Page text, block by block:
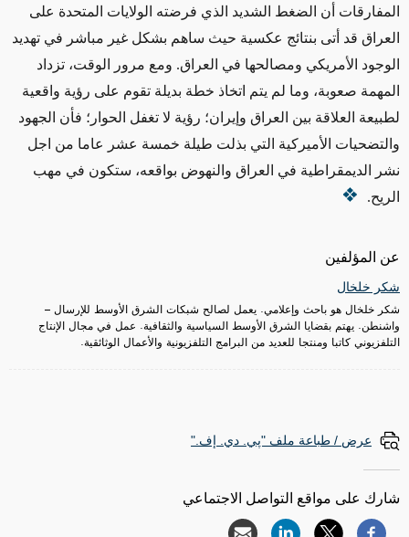
عن المؤلفين
شكر خلخال
شكر خلخال هو باحث وإعلامي. يعمل لصالح شبكات الشرق الأوسط للإرسال –
واشنطن. يهتم بقضايا الشرق الأوسط السياسية والثقافية. عمل في مجال الإنتاج
التلفزيوني كاتبا ومنتجا للعديد من البرامج التلفزيونية والأعمال الوثائقية.
المفارقات أن الضغط الشديد الذي فرضته الولايات المتحدة على
العراق قد أتى بنتائج عكسية حيث ساهم بشكل غير مباشر في تهديد
الوجود الأمريكي ومصالحها في العراق. ومع مرور الوقت، تزداد
المهمة صعوبة، وما لم يتم اتخاذ خطة بديلة تقوم على رؤية واقعية
لطبيعة العلاقة بين العراق وإيران؛ رؤية لا تغفل الحوار؛ فأن الجهود
والتضحيات الأميركية التي بذلت طيلة خمسة عشر عاما من اجل
نشر الديمقراطية في العراق والنهوض بواقعه، ستكون في مهب
الريح.
عرض / طباعة ملف "پي. دي. إف."
شارك على مواقع التواصل الاجتماعي